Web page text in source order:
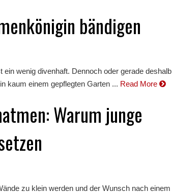
bändigen
wenig divenhaft. Dennoch oder gerade deshalb
kaum einem gepflegten Garten ... Read More
Warum junge
zu klein werden und der Wunsch nach einem